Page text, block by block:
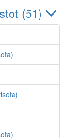
(Talvisota)
7
11, 1.
(51)